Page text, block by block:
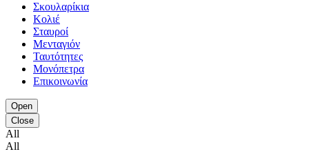
Σκουλαρίκια
Κολιέ
Σταυροί
Μενταγιόν
Ταυτότητες
Μονόπετρα
Επικοινωνία
Open
Close
All
All